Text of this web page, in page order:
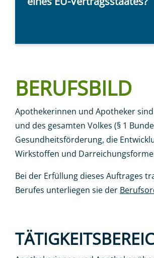
BERUFSBILD
Apothekerinnen und Apotheker
und des gesamten Volkes (§ 1
Gesundheitsförderung, die
Wirkstoffen und
Bei der Erfüllung dieses Auftrages
Berufes unterliegen sie der